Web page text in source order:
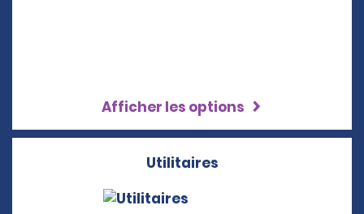
Afficher les options
Utilitaires